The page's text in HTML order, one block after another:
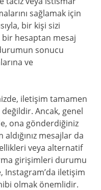
sağlamak için
bir kişi sizi
bir hesaptan mesaj
sonucu
ve
iletişim tamamen
Ancak, genel
ona gönderdiğiniz
mesajlar da
veya alternatif
girişimleri durumu
Instagram’da iletişim
olmak önemlidir.